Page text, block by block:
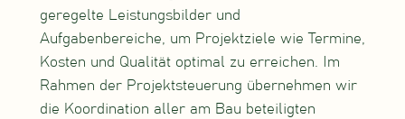
geregelte Leistungsbilder und
Aufgabenbereiche, um Projektziele wie Termine,
Kosten und Qualität optimal zu erreichen. Im
Rahmen der Projektsteuerung übernehmen wir
die Koordination aller am Bau beteiligten